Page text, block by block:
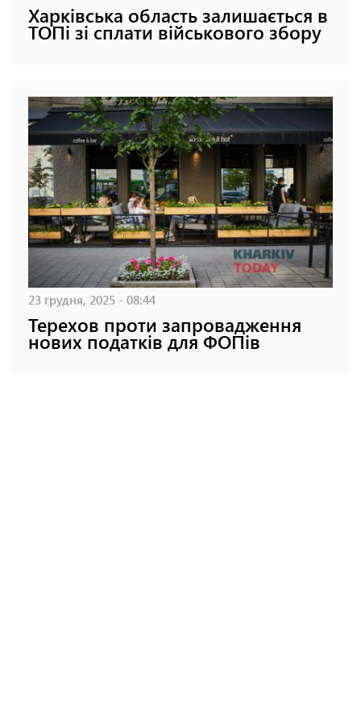
Харківська область залишається в
ТОПі зі сплати військового збору
23 грудня, 2025 - 08:44
Терехов проти запровадження
нових податків для ФОПів